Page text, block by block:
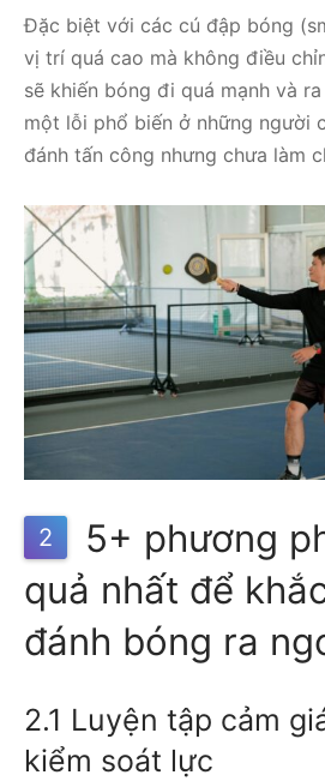
Đặc biệt với các cú đập bóng
vị trí quá cao mà không điều
sẽ khiến bóng đi quá mạnh và
một lỗi phổ biến ở những người
đánh tấn công nhưng chưa làm
2
5+ phương
quả nhất để
đánh bóng ra
2.1 Luyện tập cảm
kiểm soát lực